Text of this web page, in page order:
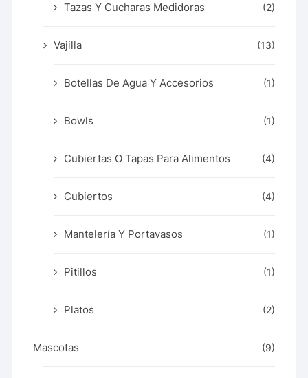
Tazas Y Cucharas Medidoras (2)
Vajilla (13)
Botellas De Agua Y Accesorios (1)
Bowls (1)
Cubiertas O Tapas Para Alimentos (4)
Cubiertos (4)
Mantelería Y Portavasos (1)
Pitillos (1)
Platos (2)
Mascotas (9)